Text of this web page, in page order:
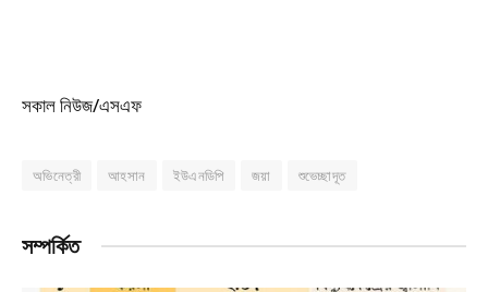
সকাল নিউজ/এসএফ
অভিনেত্রী আহসান ইউএনডিপি জয়া শুভেচ্ছাদূত
সম্পর্কিত